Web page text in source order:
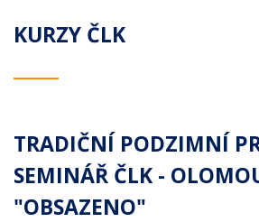
KURZY ČLK
TRADIČNÍ PODZIMNÍ
SEMINÁŘ ČLK -
"OBSAZENO"